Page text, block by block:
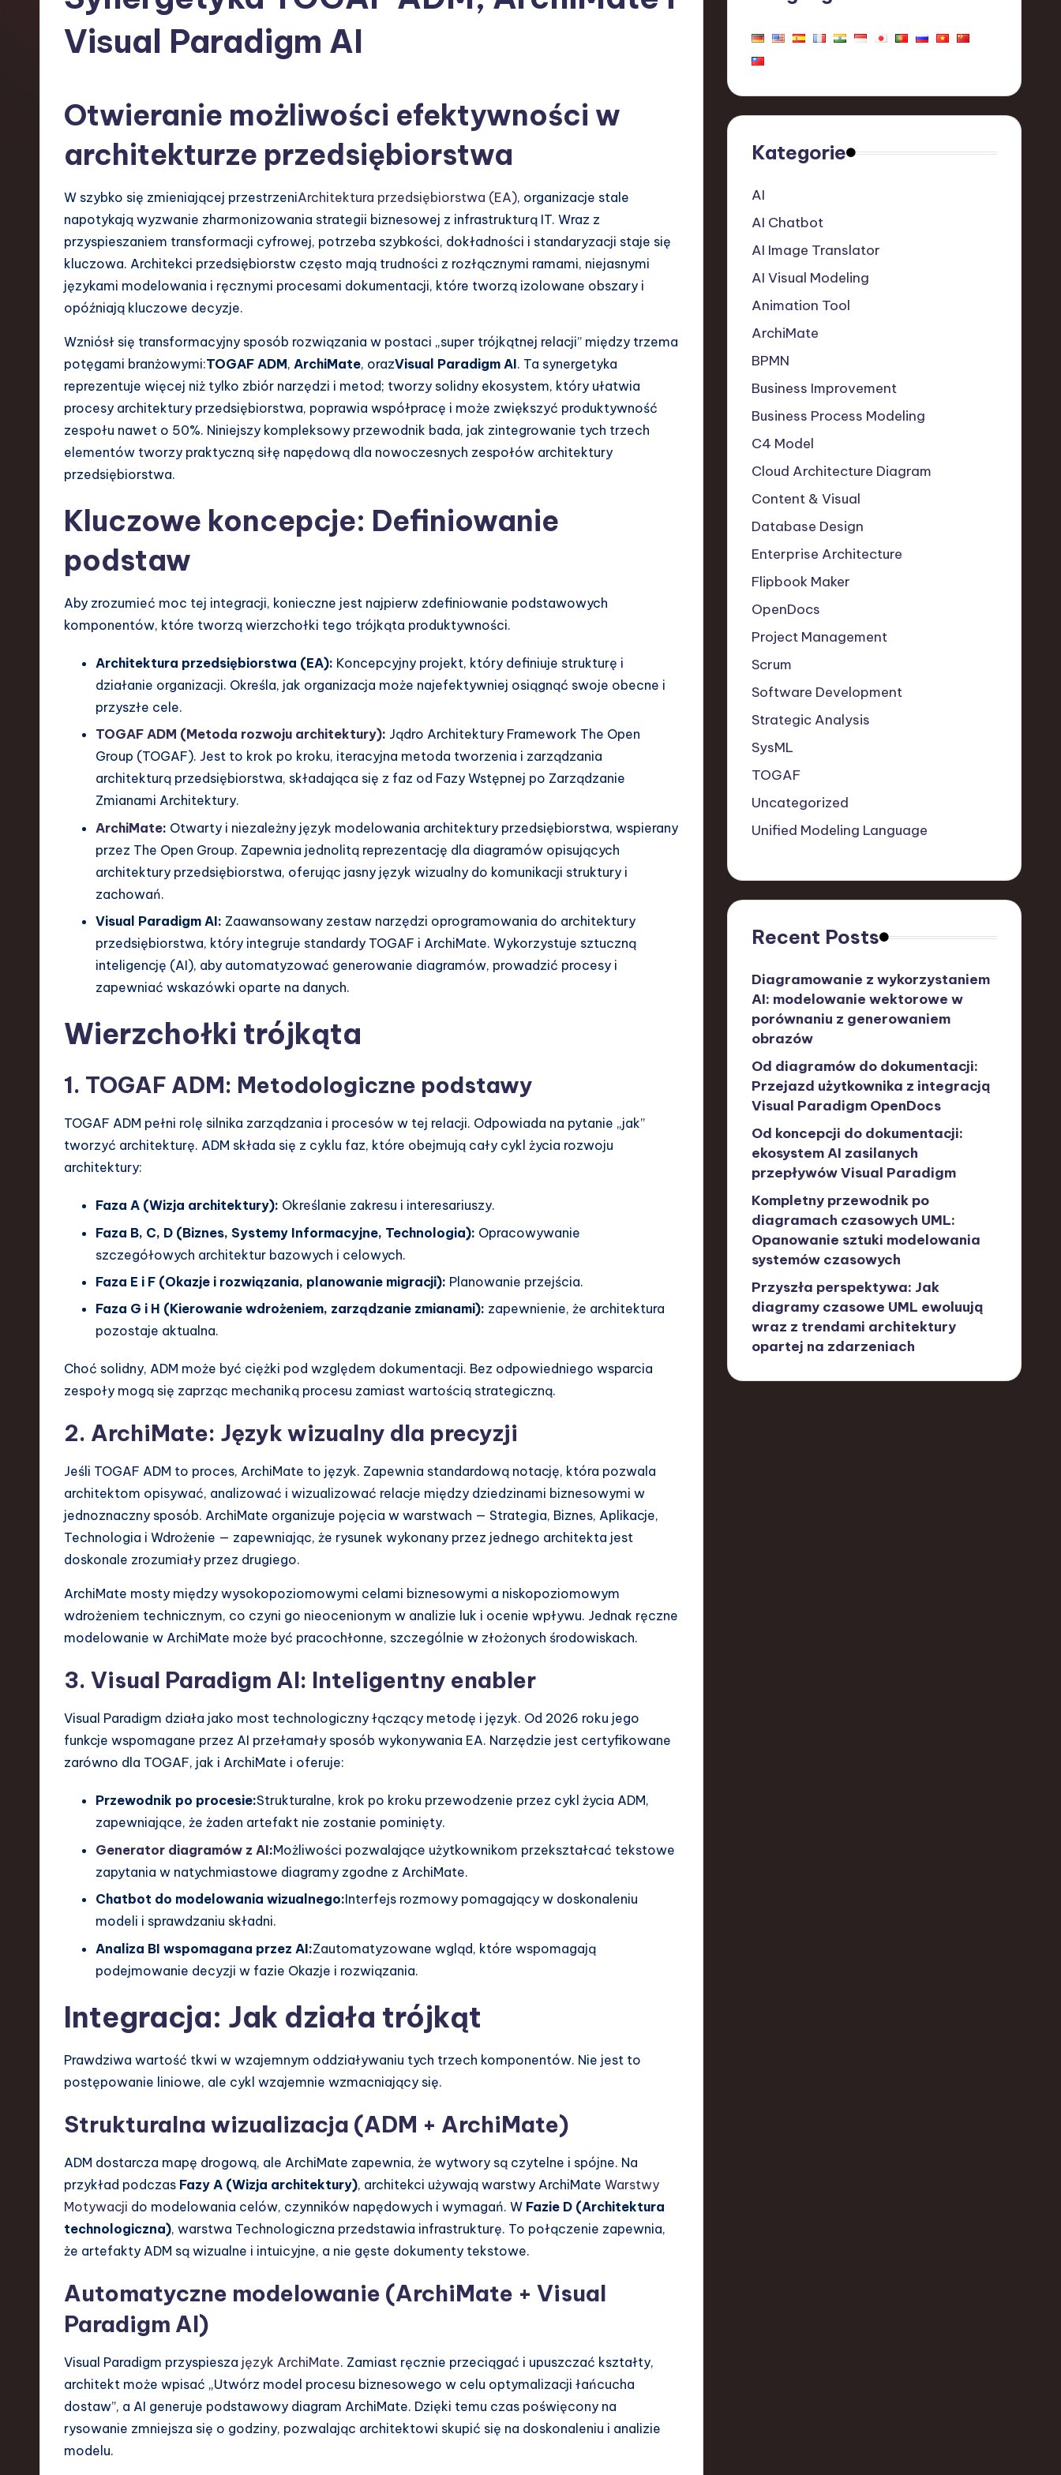
Visual Paradigm AI
Otwieranie możliwości efektywności w
architekturze przedsiębiorstwa
W szybko się zmieniającej przestrzeniArchitektura przedsiębiorstwa (EA), organizacje stale
napotykają wyzwanie zharmonizowania strategii biznesowej z infrastrukturą IT. Wraz z
przyspieszaniem transformacji cyfrowej, potrzeba szybkości, dokładności i standaryzacji staje się
kluczowa. Architekci przedsiębiorstw często mają trudności z rozłącznymi ramami, niejasnymi
językami modelowania i ręcznymi procesami dokumentacji, które tworzą izolowane obszary i
opóźniają kluczowe decyzje.
Wzniósł się transformacyjny sposób rozwiązania w postaci „super trójkątnej relacji” między trzema
potęgami branżowymi:TOGAF ADM, ArchiMate, orazVisual Paradigm AI. Ta synergetyka
reprezentuje więcej niż tylko zbiór narzędzi i metod; tworzy solidny ekosystem, który ułatwia
procesy architektury przedsiębiorstwa, poprawia współpracę i może zwiększyć produktywność
zespołu nawet o 50%. Niniejszy kompleksowy przewodnik bada, jak zintegrowanie tych trzech
elementów tworzy praktyczną siłę napędową dla nowoczesnych zespołów architektury
przedsiębiorstwa.
Kluczowe koncepcje: Definiowanie
podstaw
Aby zrozumieć moc tej integracji, konieczne jest najpierw zdefiniowanie podstawowych
komponentów, które tworzą wierzchołki tego trójkąta produktywności.
Architektura przedsiębiorstwa (EA): Koncepcyjny projekt, który definiuje strukturę i
działanie organizacji. Określa, jak organizacja może najefektywniej osiągnąć swoje obecne i
przyszłe cele.
TOGAF ADM (Metoda rozwoju architektury): Jądro Architektury Framework The Open
Group (TOGAF). Jest to krok po kroku, iteracyjna metoda tworzenia i zarządzania
architekturą przedsiębiorstwa, składająca się z faz od Fazy Wstępnej po Zarządzanie
Zmianami Architektury.
ArchiMate: Otwarty i niezależny język modelowania architektury przedsiębiorstwa, wspierany
przez The Open Group. Zapewnia jednolitą reprezentację dla diagramów opisujących
architektury przedsiębiorstwa, oferując jasny język wizualny do komunikacji struktury i
zachowań.
Visual Paradigm AI: Zaawansowany zestaw narzędzi oprogramowania do architektury
przedsiębiorstwa, który integruje standardy TOGAF i ArchiMate. Wykorzystuje sztuczną
inteligencję (AI), aby automatyzować generowanie diagramów, prowadzić procesy i
zapewniać wskazówki oparte na danych.
Wierzchołki trójkąta
1. TOGAF ADM: Metodologiczne podstawy
TOGAF ADM pełni rolę silnika zarządzania i procesów w tej relacji. Odpowiada na pytanie „jak”
tworzyć architekturę. ADM składa się z cyklu faz, które obejmują cały cykl życia rozwoju
architektury:
Faza A (Wizja architektury): Określanie zakresu i interesariuszy.
Faza B, C, D (Biznes, Systemy Informacyjne, Technologia): Opracowywanie
szczegółowych architektur bazowych i celowych.
Faza E i F (Okazje i rozwiązania, planowanie migracji): Planowanie przejścia.
Faza G i H (Kierowanie wdrożeniem, zarządzanie zmianami): zapewnienie, że architektura
pozostaje aktualna.
Choć solidny, ADM może być ciężki pod względem dokumentacji. Bez odpowiedniego wsparcia
zespoły mogą się zaprząc mechaniką procesu zamiast wartością strategiczną.
2. ArchiMate: Język wizualny dla precyzji
Jeśli TOGAF ADM to proces, ArchiMate to język. Zapewnia standardową notację, która pozwala
architektom opisywać, analizować i wizualizować relacje między dziedzinami biznesowymi w
jednoznaczny sposób. ArchiMate organizuje pojęcia w warstwach — Strategia, Biznes, Aplikacje,
Technologia i Wdrożenie — zapewniając, że rysunek wykonany przez jednego architekta jest
doskonale zrozumiały przez drugiego.
ArchiMate mosty między wysokopoziomowymi celami biznesowymi a niskopoziomowym
wdrożeniem technicznym, co czyni go nieocenionym w analizie luk i ocenie wpływu. Jednak ręczne
modelowanie w ArchiMate może być pracochłonne, szczególnie w złożonych środowiskach.
3. Visual Paradigm AI: Inteligentny enabler
Visual Paradigm działa jako most technologiczny łączący metodę i język. Od 2026 roku jego
funkcje wspomagane przez AI przełamały sposób wykonywania EA. Narzędzie jest certyfikowane
zarówno dla TOGAF, jak i ArchiMate i oferuje:
Przewodnik po procesie:Strukturalne, krok po kroku przewodzenie przez cykl życia ADM,
zapewniające, że żaden artefakt nie zostanie pominięty.
Generator diagramów z AI:Możliwości pozwalające użytkownikom przekształcać tekstowe
zapytania w natychmiastowe diagramy zgodne z ArchiMate.
Chatbot do modelowania wizualnego:Interfejs rozmowy pomagający w doskonaleniu
modeli i sprawdzaniu składni.
Analiza BI wspomagana przez AI:Zautomatyzowane wgląd, które wspomagają
podejmowanie decyzji w fazie Okazje i rozwiązania.
Integracja: Jak działa trójkąt
Prawdziwa wartość tkwi w wzajemnym oddziaływaniu tych trzech komponentów. Nie jest to
postępowanie liniowe, ale cykl wzajemnie wzmacniający się.
Strukturalna wizualizacja (ADM + ArchiMate)
ADM dostarcza mapę drogową, ale ArchiMate zapewnia, że wytwory są czytelne i spójne. Na
przykład podczas Fazy A (Wizja architektury), architekci używają warstwy ArchiMate Warstwy
Motywacji do modelowania celów, czynników napędowych i wymagań. W Fazie D (Architektura
technologiczna), warstwa Technologiczna przedstawia infrastrukturę. To połączenie zapewnia,
że artefakty ADM są wizualne i intuicyjne, a nie gęste dokumenty tekstowe.
Automatyczne modelowanie (ArchiMate + Visual
Paradigm AI)
Visual Paradigm przyspiesza język ArchiMate. Zamiast ręcznie przeciągać i upuszczać kształty,
architekt może wpisać „Utwórz model procesu biznesowego w celu optymalizacji łańcucha
dostaw”, a AI generuje podstawowy diagram ArchiMate. Dzięki temu czas poświęcony na
rysowanie zmniejsza się o godziny, pozwalając architektowi skupić się na doskonaleniu i analizie
modelu.
Kategorie
AI
AI Chatbot
AI Image Translator
AI Visual Modeling
Animation Tool
ArchiMate
BPMN
Business Improvement
Business Process Modeling
C4 Model
Cloud Architecture Diagram
Content & Visual
Database Design
Enterprise Architecture
Flipbook Maker
OpenDocs
Project Management
Scrum
Software Development
Strategic Analysis
SysML
TOGAF
Uncategorized
Unified Modeling Language
Recent Posts
Diagramowanie z wykorzystaniem
AI: modelowanie wektorowe w
porównaniu z generowaniem
obrazów
Od diagramów do dokumentacji:
Przejazd użytkownika z integracją
Visual Paradigm OpenDocs
Od koncepcji do dokumentacji:
ekosystem AI zasilanych
przepływów Visual Paradigm
Kompletny przewodnik po
diagramach czasowych UML:
Opanowanie sztuki modelowania
systemów czasowych
Przyszła perspektywa: Jak
diagramy czasowe UML ewoluują
wraz z trendami architektury
opartej na zdarzeniach